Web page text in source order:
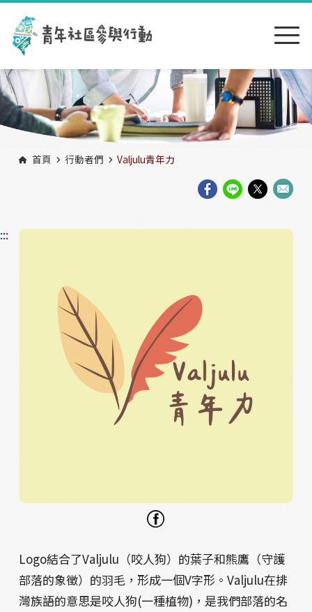
跳到主要內容區塊
首頁 行動者們 Valjulu青年力
:::
Logo結合了Valjulu（咬人狗）的葉子和熊鷹（守護
部落的象徵）的羽毛，形成一個V字形。Valjulu在排
灣族語的意思是咬人狗(一種植物)，是我們部落的名